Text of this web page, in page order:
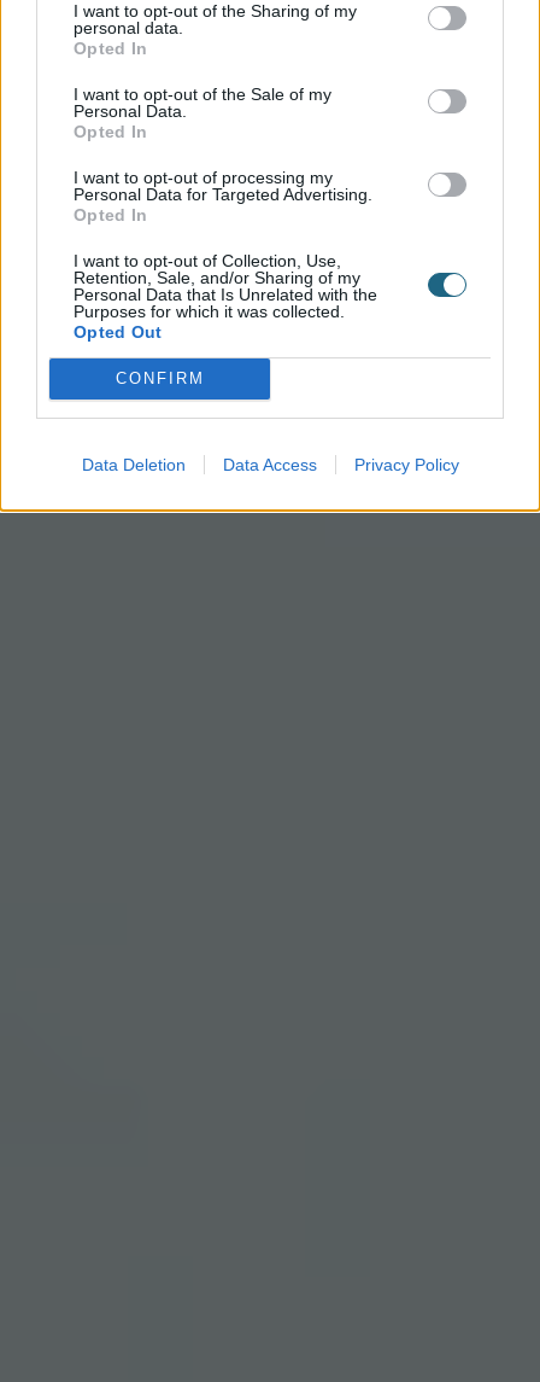
I want to opt-out of the Sharing of my
personal data.
Opted In
I want to opt-out of the Sale of my
Personal Data.
Opted In
I want to opt-out of processing my
Personal Data for Targeted Advertising.
Opted In
I want to opt-out of Collection, Use,
Retention, Sale, and/or Sharing of my
Personal Data that Is Unrelated with the
Purposes for which it was collected.
Opted Out
CONFIRM
Data Deletion Data Access Privacy Policy